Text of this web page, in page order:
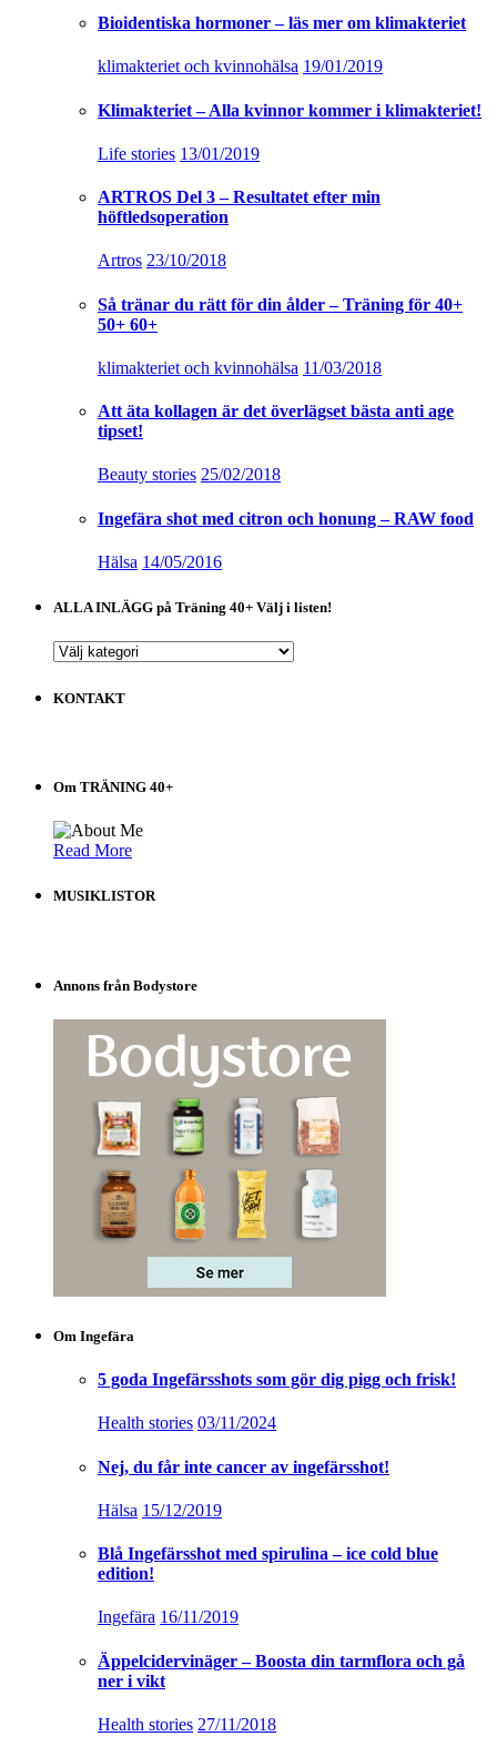
Bioidentiska hormoner – läs mer om klimakteriet
klimakteriet och kvinnohälsa 19/01/2019
Klimakteriet – Alla kvinnor kommer i klimakteriet!
Life stories 13/01/2019
ARTROS Del 3 – Resultatet efter min
höftledsoperation
Artros 23/10/2018
Så tränar du rätt för din ålder – Träning för 40+
50+ 60+
klimakteriet och kvinnohälsa 11/03/2018
Att äta kollagen är det överlägset bästa anti age
tipset!
Beauty stories 25/02/2018
Ingefära shot med citron och honung – RAW food
Hälsa 14/05/2016
ALLA INLÄGG på Träning 40+ Välj i listen!
ALLA
på
Träning
listen!
KONTAKT
Om TRÄNING 40+
Read More
MUSIKLISTOR
Annons från Bodystore
Om Ingefära
5 goda Ingefärsshots som gör dig pigg och frisk!
Health stories 03/11/2024
Nej, du får inte cancer av ingefärsshot!
Hälsa 15/12/2019
Blå Ingefärsshot med spirulina – ice cold blue
edition!
Ingefära 16/11/2019
Äppelcidervinäger – Boosta din tarmflora och gå
ner i vikt
Health stories 27/11/2018